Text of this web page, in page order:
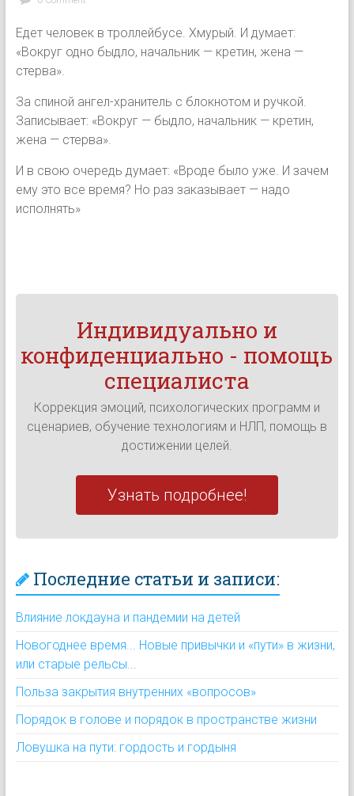
Едет человек в троллейбусе. Хмурый. И думает:
«Вокруг одно быдло, начальник — кретин, жена —
стерва».
За спиной ангел-хранитель с блокнотом и ручкой.
Записывает: «Вокруг — быдло, начальник — кретин,
жена — стерва».
И в свою очередь думает: «Вроде было уже. И зачем
ему это все время? Но раз заказывает — надо
исполнять»
Индивидуально и
конфиденциально - помощь
специалиста
Коррекция эмоций, психологических программ и
сценариев, обучение технологиям и НЛП, помощь в
достижении целей.
Узнать подробнее!
Последние статьи и записи:
Влияние локдауна и пандемии на детей
Новогоднее время... Новые привычки и «пути» в жизни,
или старые рельсы...
Польза закрытия внутренних «вопросов»
Порядок в голове и порядок в пространстве жизни
Ловушка на пути: гордость и гордыня